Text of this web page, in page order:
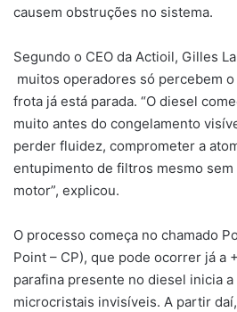
causem obstruções no sistema.
Segundo o CEO da Actioil, Gilles
muitos operadores só percebem
frota já está parada. “O diesel
muito antes do congelamento
perder fluidez, comprometer a
entupimento de filtros mesmo
motor”, explicou.
O processo começa no chamado
Point – CP), que pode ocorrer já a
parafina presente no diesel inicia a
microcristais invisíveis. A partir